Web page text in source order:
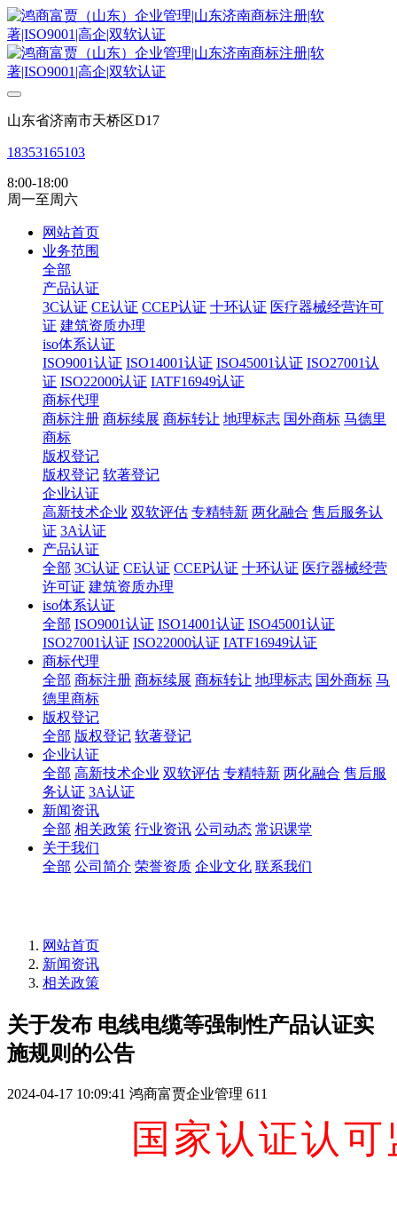
山东省济南市天桥区D17
18353165103
8:00-18:00
周一至周六
网站首页
业务范围
全部
产品认证
3C认证 CE认证 CCEP认证 十环认证 医疗器械经营许可
证 建筑资质办理
iso体系认证
ISO9001认证 ISO14001认证 ISO45001认证 ISO27001认
证 ISO22000认证 IATF16949认证
商标代理
商标注册 商标续展 商标转让 地理标志 国外商标 马德里
商标
版权登记
版权登记 软著登记
企业认证
高新技术企业 双软评估 专精特新 两化融合 售后服务认
证 3A认证
产品认证
全部 3C认证 CE认证 CCEP认证 十环认证 医疗器械经营
许可证 建筑资质办理
iso体系认证
全部 ISO9001认证 ISO14001认证 ISO45001认证
ISO27001认证 ISO22000认证 IATF16949认证
商标代理
全部 商标注册 商标续展 商标转让 地理标志 国外商标 马
德里商标
版权登记
全部 版权登记 软著登记
企业认证
全部 高新技术企业 双软评估 专精特新 两化融合 售后服
务认证 3A认证
新闻资讯
全部 相关政策 行业资讯 公司动态 常识课堂
关于我们
全部 公司简介 荣誉资质 企业文化 联系我们
网站首页
新闻资讯
相关政策
关于发布 电线电缆等强制性产品认证实
施规则的公告
2024-04-17 10:09:41 鸿商富贾企业管理 611
国家认证认